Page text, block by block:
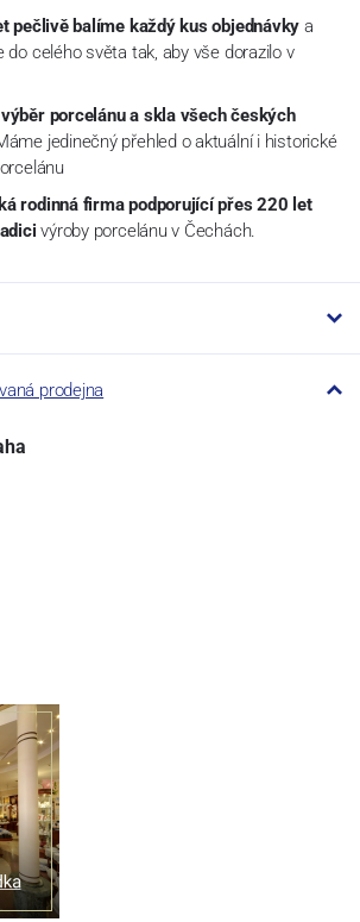
pečlivě balíme každý kus objednávky a
do celého světa tak, aby vše dorazilo v
porcelánu a skla všech českých
jedinečný přehled o aktuální i historické
rodinná firma podporující přes 220 let
výroby porcelánu v Čechách.
prodejna